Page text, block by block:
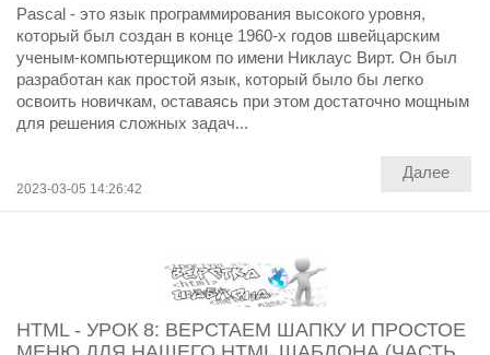
Pascal - это язык программирования высокого уровня,
который был создан в конце 1960-х годов швейцарским
ученым-компьютерщиком по имени Никлаус Вирт. Он был
разработан как простой язык, который было бы легко
освоить новичкам, оставаясь при этом достаточно мощным
для решения сложных задач...
2023-03-05 14:26:42
Далее
HTML - УРОК 8: ВЕРСТАЕМ ШАПКУ И ПРОСТОЕ